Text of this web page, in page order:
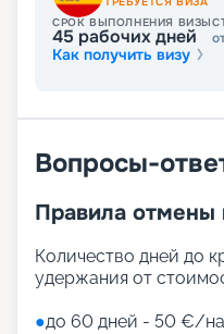
СРОК ВЫПОЛНЕНИЯ ВИЗЫ
45 рабочих дней
Как получить визу
Вопросы-
Правила отмены
Количество дней до
удержания от
●до 60 дней - 50 €/